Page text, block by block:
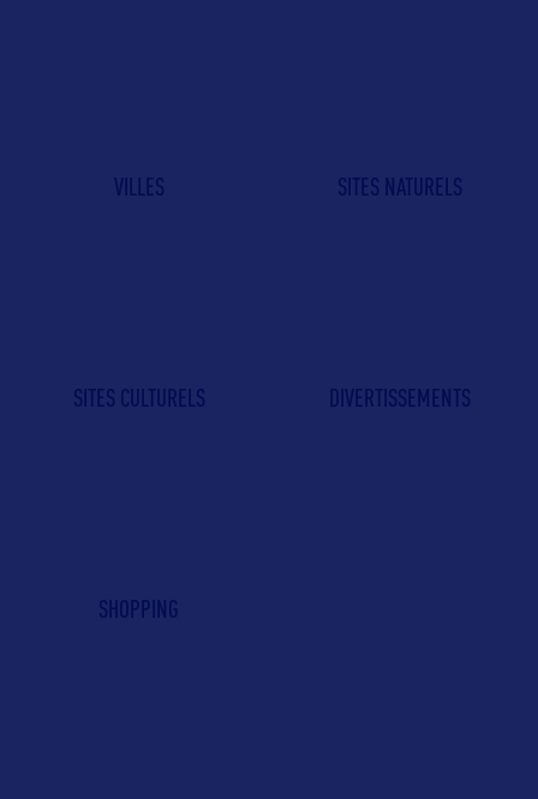
VILLES SITES NATURELS
SITES CULTURELS DIVERTISSEMENTS
SHOPPING